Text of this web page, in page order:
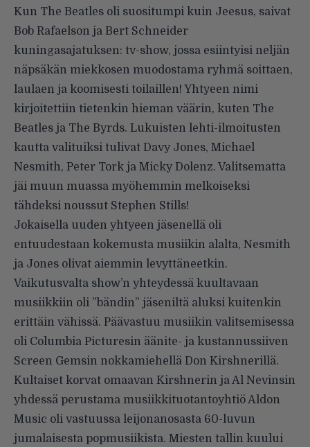
Kun The Beatles oli suositumpi kuin Jeesus, saivat
Bob Rafaelson ja Bert Schneider
kuningasajatuksen: tv-show, jossa esiintyisi neljän
näpsäkän miekkosen muodostama ryhmä soittaen,
laulaen ja koomisesti toilaillen! Yhtyeen nimi
kirjoitettiin tietenkin hieman väärin, kuten The
Beatles ja The Byrds. Lukuisten lehti-ilmoitusten
kautta valituiksi tulivat Davy Jones, Michael
Nesmith, Peter Tork ja Micky Dolenz. Valitsematta
jäi muun muassa myöhemmin melkoiseksi
tähdeksi noussut Stephen Stills!
Jokaisella uuden yhtyeen jäsenellä oli
entuudestaan kokemusta musiikin alalta, Nesmith
ja Jones olivat aiemmin levyttäneetkin.
Vaikutusvalta show’n yhteydessä kuultavaan
musiikkiin oli ”bändin” jäseniltä aluksi kuitenkin
erittäin vähissä. Päävastuu musiikin valitsemisessa
oli Columbia Picturesin äänite- ja kustannussiiven
Screen Gemsin nokkamiehellä Don Kirshnerillä.
Kultaiset korvat omaavan Kirshnerin ja Al Nevinsin
yhdessä perustama musiikkituotantoyhtiö Aldon
Music oli vastuussa leijonanosasta 60-luvun
jumalaisesta popmusiikista. Miesten tallin kuului